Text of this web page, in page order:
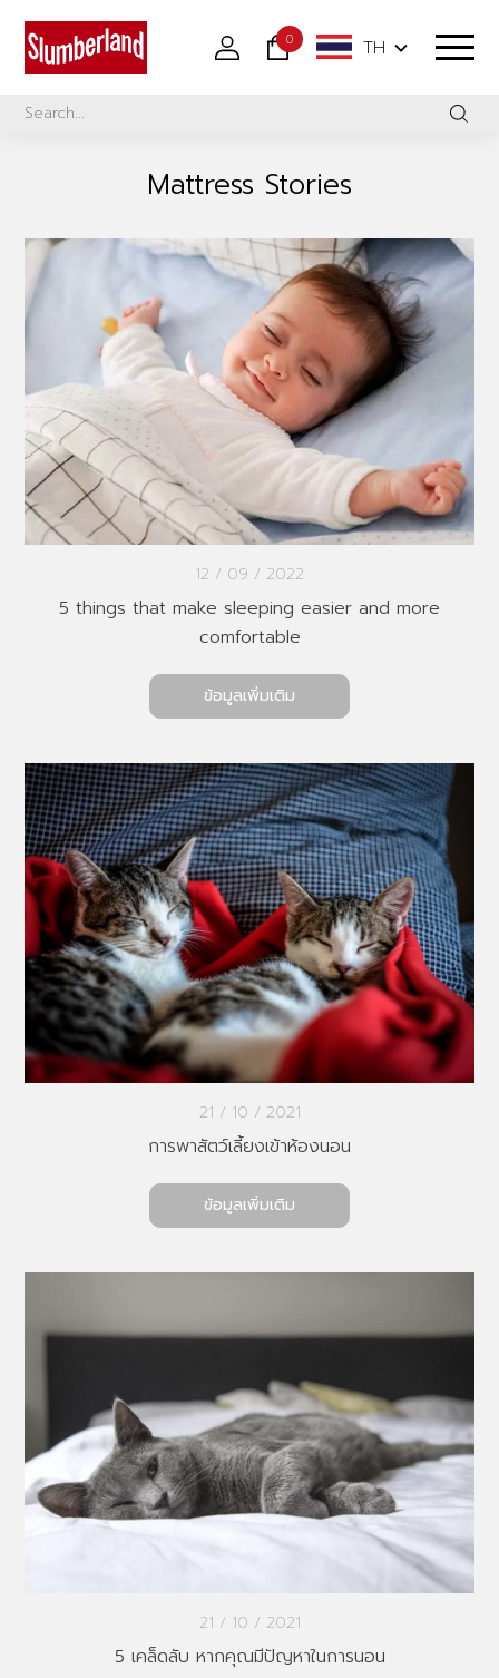
0 TH
Mattress Stories
12 / 09 / 2022
5 things that make sleeping easier and more
comfortable
ข้อมูลเพิ่มเติม
21 / 10 / 2021
การพาสัตว์เลี้ยงเข้าห้องนอน
ข้อมูลเพิ่มเติม
21 / 10 / 2021
5 เคล็ดลับ หากคุณมีปัญหาในการนอน